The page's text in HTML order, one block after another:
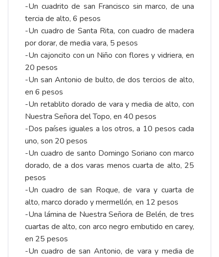
-Un cuadrito de san Francisco sin marco, de una
tercia de alto, 6 pesos
-Un cuadro de Santa Rita, con cuadro de madera
por dorar, de media vara, 5 pesos
-Un cajoncito con un Niño con flores y vidriera, en
20 pesos
-Un san Antonio de bulto, de dos tercios de alto,
en 6 pesos
-Un retablito dorado de vara y media de alto, con
Nuestra Señora del Topo, en 40 pesos
-Dos países iguales a los otros, a 10 pesos cada
uno, son 20 pesos
-Un cuadro de santo Domingo Soriano con marco
dorado, de a dos varas menos cuarta de alto, 25
pesos
-Un cuadro de san Roque, de vara y cuarta de
alto, marco dorado y mermellón, en 12 pesos
-Una lámina de Nuestra Señora de Belén, de tres
cuartas de alto, con arco negro embutido en carey,
en 25 pesos
-Un cuadro de san Antonio, de vara y media de